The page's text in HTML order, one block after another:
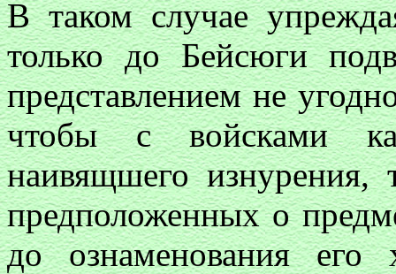
В таком случае
только до Бейсюги
представлением не
чтобы с войсками
наивящшего
предположенных о
до ознаменования его